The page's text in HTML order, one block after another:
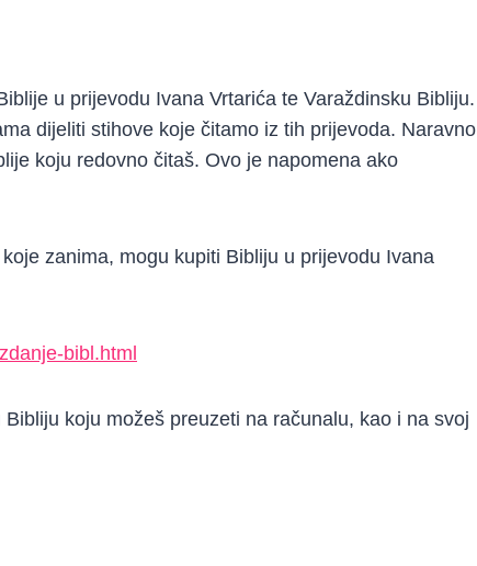
u prijevodu Ivana Vrtarića te Varaždinsku Bibliju.
dijeliti stihove koje čitamo iz tih prijevoda. Naravno
koju redovno čitaš. Ovo je napomena ako
zanima, mogu kupiti Bibliju u prijevodu Ivana
bibl.html
koju možeš preuzeti na računalu, kao i na svoj